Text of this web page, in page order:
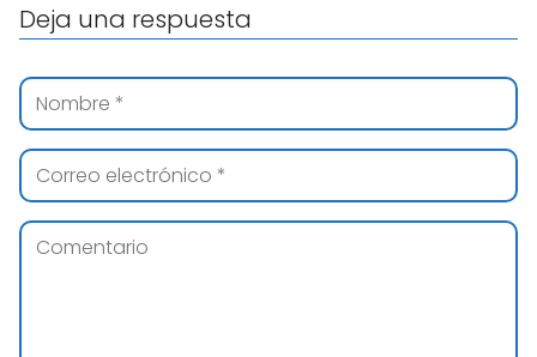
Deja una respuesta